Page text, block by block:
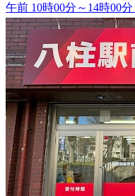
午前 10時00分～14時00分